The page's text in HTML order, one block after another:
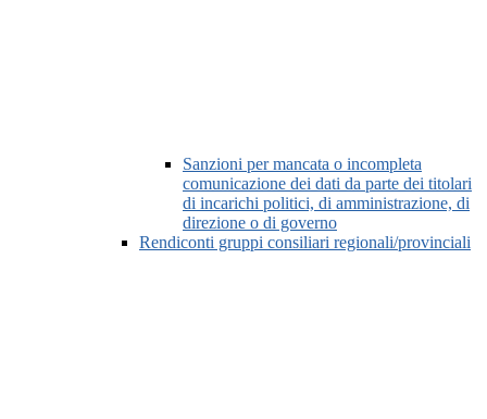
Sanzioni per mancata o incompleta
comunicazione dei dati da parte dei titolari
di incarichi politici, di amministrazione, di
direzione o di governo
Rendiconti gruppi consiliari regionali/provinciali